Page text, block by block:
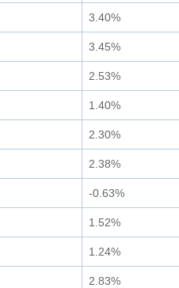
3.40%
3.45%
2.53%
1.40%
2.30%
2.38%
-0.63%
1.52%
1.24%
2.83%